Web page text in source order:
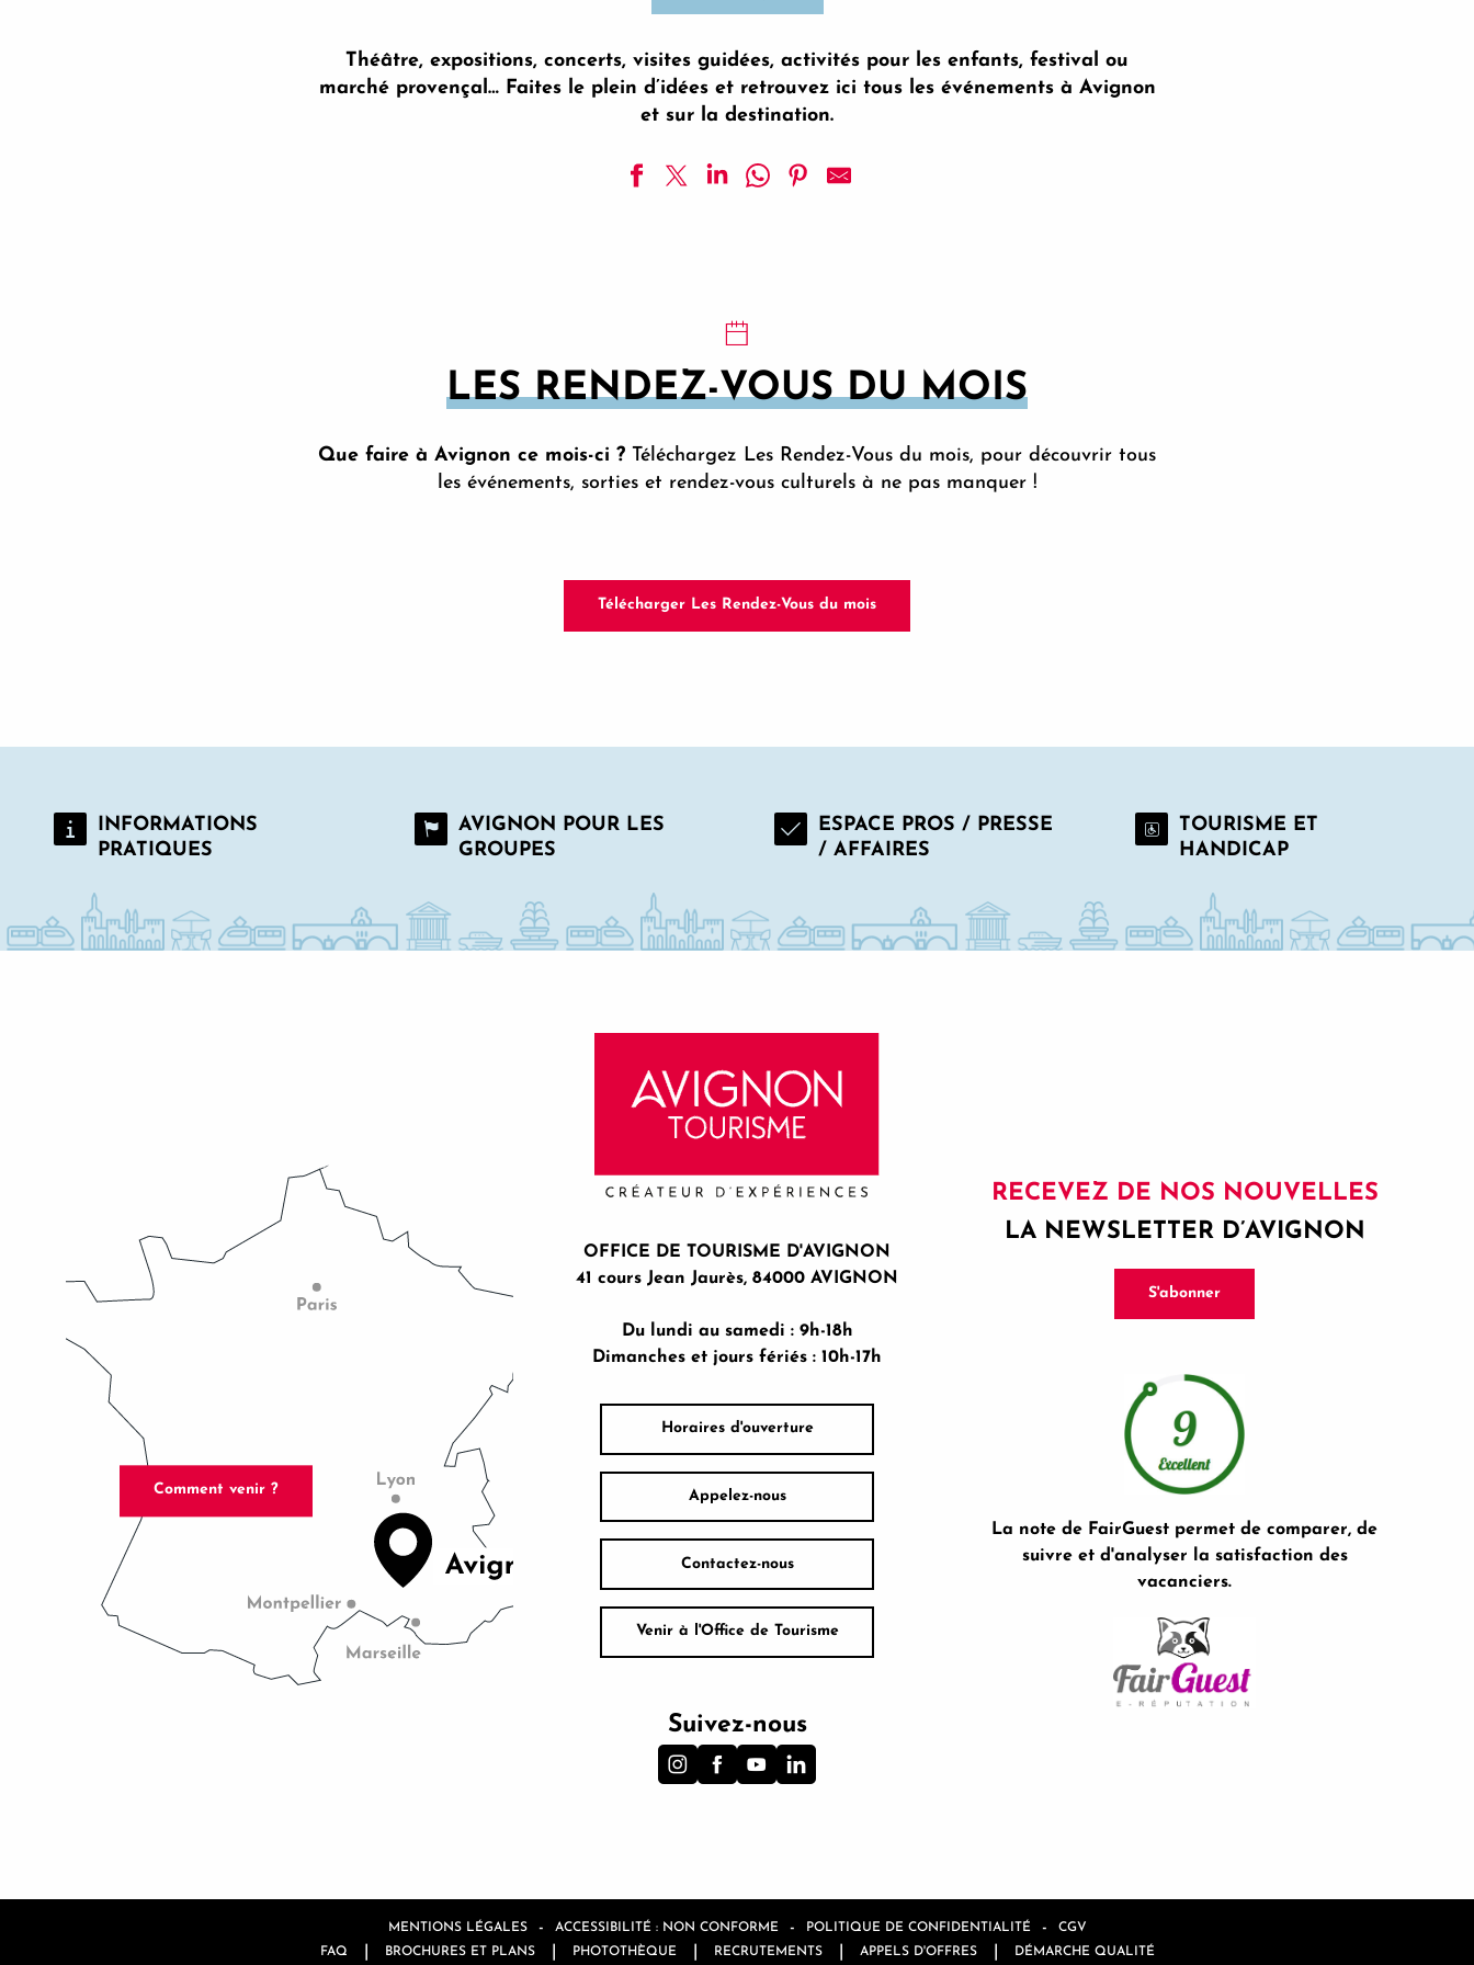
Théâtre, expositions, concerts, visites guidées, activités pour les enfants, festival ou
marché provençal… Faites le plein d’idées et retrouvez ici tous les événements à Avignon
et sur la destination.
LES RENDEZ-VOUS DU MOIS
Que faire à Avignon ce mois-ci ? Téléchargez Les Rendez-Vous du mois, pour découvrir tous
les événements, sorties et rendez-vous culturels à ne pas manquer !
Télécharger Les Rendez-Vous du mois
INFORMATIONS
PRATIQUES
AVIGNON POUR LES
GROUPES
ESPACE PROS / PRESSE
/ AFFAIRES
TOURISME ET
HANDICAP
Comment venir ?
OFFICE DE TOURISME D'AVIGNON
41 cours Jean Jaurès, 84000 AVIGNON
Du lundi au samedi : 9h-18h
Dimanches et jours fériés : 10h-17h
Horaires d'ouverture
Appelez-nous
Contactez-nous
Venir à l'Office de Tourisme
Suivez-nous
RECEVEZ DE NOS NOUVELLES
LA NEWSLETTER D’AVIGNON
S'abonner
La note de FairGuest permet de comparer, de
suivre et d'analyser la satisfaction des
vacanciers.
MENTIONS LÉGALES - ACCESSIBILITÉ : NON CONFORME - POLITIQUE DE CONFIDENTIALITÉ -
CGV
FAQ
BROCHURES ET PLANS PHOTOTHÈQUE RECRUTEMENTS APPELS D'OFFRES DÉMARCHE QUALITÉ